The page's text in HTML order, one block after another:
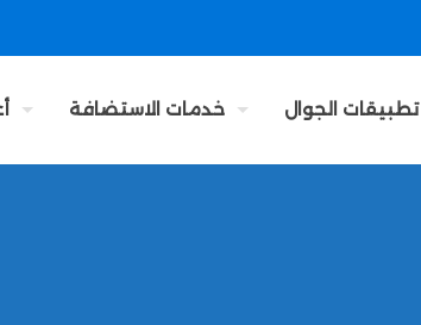
تطبيقات الجوال خدمات الاستضافة